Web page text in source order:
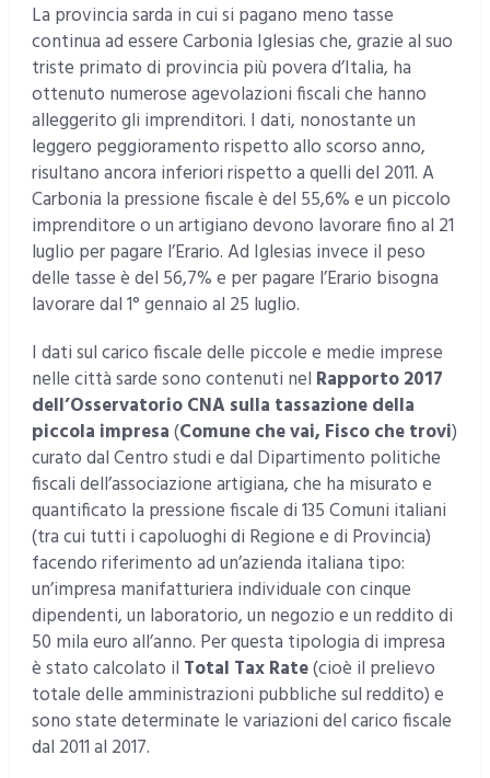
La provincia sarda in cui si pagano meno tasse
continua ad essere Carbonia Iglesias che, grazie al suo
triste primato di provincia più povera d’Italia, ha
ottenuto numerose agevolazioni fiscali che hanno
alleggerito gli imprenditori. I dati, nonostante un
leggero peggioramento rispetto allo scorso anno,
risultano ancora inferiori rispetto a quelli del 2011. A
Carbonia la pressione fiscale è del 55,6% e un piccolo
imprenditore o un artigiano devono lavorare fino al 21
luglio per pagare l’Erario. Ad Iglesias invece il peso
delle tasse è del 56,7% e per pagare l’Erario bisogna
lavorare dal 1° gennaio al 25 luglio.
I dati sul carico fiscale delle piccole e medie imprese
nelle città sarde sono contenuti nel Rapporto 2017
dell’Osservatorio CNA sulla tassazione della
piccola impresa(Comune che vai, Fisco che trovi)
curato dal Centro studi e dal Dipartimento politiche
fiscali dell’associazione artigiana, che ha misurato e
quantificato la pressione fiscale di 135 Comuni italiani
(tra cui tutti i capoluoghi di Regione e di Provincia)
facendo riferimento ad un’azienda italiana tipo:
un’impresa manifatturiera individuale con cinque
dipendenti, un laboratorio, un negozio e un reddito di
50 mila euro all’anno. Per questa tipologia di impresa
è stato calcolato il Total Tax Rate(cioè il prelievo
totale delle amministrazioni pubbliche sul reddito) e
sono state determinate le variazioni del carico fiscale
dal 2011 al 2017.